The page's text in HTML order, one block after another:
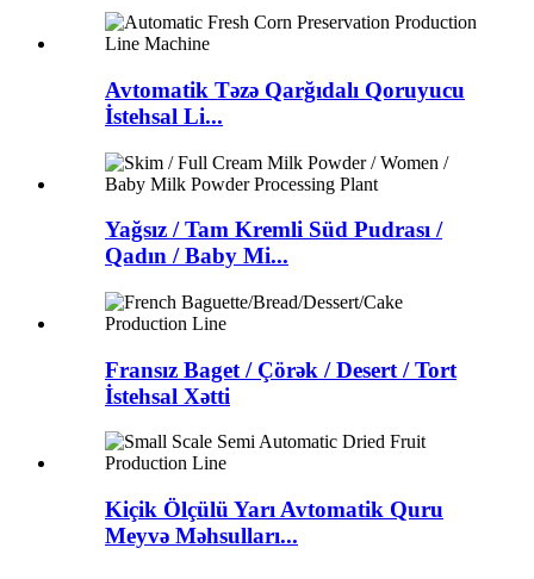
Avtomatik Təzə Qarğıdalı Qoruyucu
İstehsal Li...
Yağsız / Tam Kremli Süd Pudrası /
Qadın / Baby Mi...
Fransız Baget / Çörək / Desert / Tort
İstehsal Xətti
Kiçik Ölçülü Yarı Avtomatik Quru
Meyvə Məhsulları...